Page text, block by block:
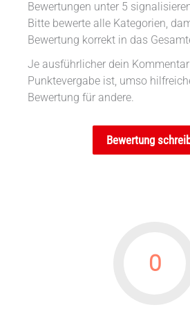
Bewertungen unter 5
Bitte bewerte alle Kategorien,
Bewertung korrekt in das
Je ausführlicher dein
Punktevergabe ist, umso
Bewertung für andere.
Bewertung
0